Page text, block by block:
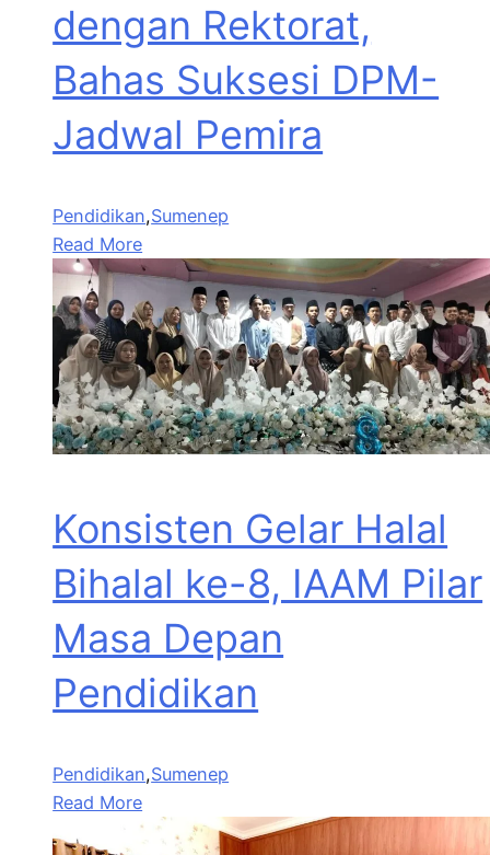
dengan Rektorat,
Bahas Suksesi DPM-
Jadwal Pemira
Pendidikan,Sumenep
Read More
Konsisten Gelar Halal
Bihalal ke-8, IAAM Pilar
Masa Depan
Pendidikan
Pendidikan,Sumenep
Read More